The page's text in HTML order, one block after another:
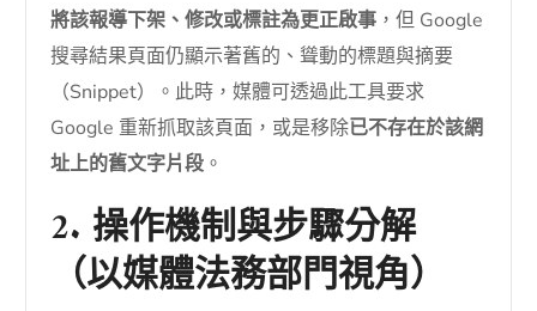
將該報導下架、修改或標註為更正啟事 ，但 Google
搜尋結果頁面仍顯示著舊的、聳動的標題與摘要
（Snippet）。此時，媒體可透過此工具要求
Google 重新抓取該頁面，或是移除已不存在於該網
址上的舊文字片段 。
2. 操作機制與步驟分解
（以媒體法務部門視角）